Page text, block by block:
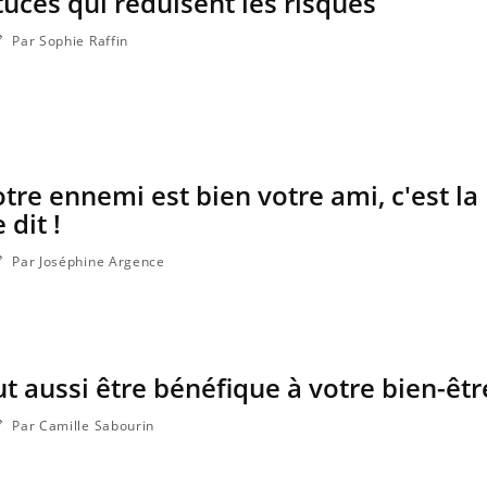
Par Sophie Raffin
ennemi est bien votre ami, c'est la
dit !
Par Joséphine Argence
aussi être bénéfique à votre bien-
Par Camille Sabourin